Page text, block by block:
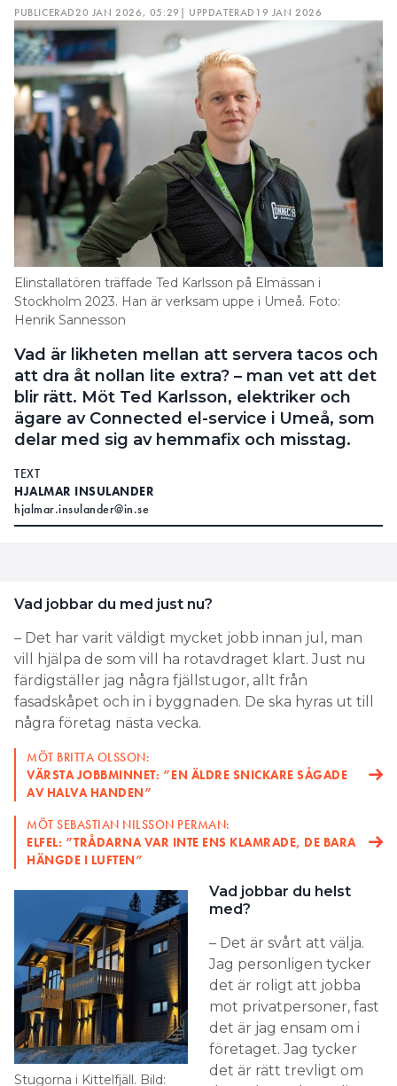
PUBLICERAD20 JAN 2026, 05:29 | UPPDATERAD 19 JAN 2026
Elinstallatören träffade Ted Karlsson på Elmässan i
Stockholm 2023. Han är verksam uppe i Umeå. Foto:
Henrik Sannesson
Vad är likheten mellan att servera tacos och
att dra åt nollan lite extra? – man vet att det
blir rätt. Möt Ted Karlsson, elektriker och
ägare av Connected el-service i Umeå, som
delar med sig av hemmafix och misstag.
TEXT
HJALMAR INSULANDER
hjalmar.insulander@in.se
Vad jobbar du med just nu?
– Det har varit väldigt mycket jobb innan jul, man
vill hjälpa de som vill ha rotavdraget klart. Just nu
färdigställer jag några fjällstugor, allt från
fasadskåpet och in i byggnaden. De ska hyras ut till
några företag nästa vecka.
MÖT BRITTA OLSSON:
VÄRSTA JOBBMINNET: ”EN ÄLDRE SNICKARE SÅGADE
AV HALVA HANDEN”
MÖT SEBASTIAN NILSSON PERMAN:
ELFEL: ”TRÅDARNA VAR INTE ENS KLAMRADE, DE BARA
HÄNGDE I LUFTEN”
Stugorna i Kittelfjäll. Bild:
Vad jobbar du helst
med?
– Det är svårt att välja.
Jag personligen tycker
det är roligt att jobba
mot privatpersoner, fast
det är jag ensam om i
företaget. Jag tycker
det är rätt trevligt om